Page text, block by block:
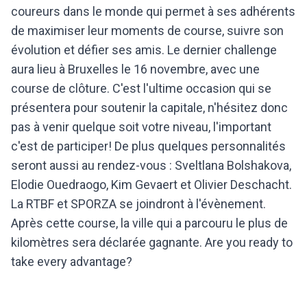
coureurs dans le monde qui permet à ses adhérents
de maximiser leur moments de course, suivre son
évolution et défier ses amis. Le dernier challenge
aura lieu à Bruxelles le 16 novembre, avec une
course de clôture. C'est l'ultime occasion qui se
présentera pour soutenir la capitale, n'hésitez donc
pas à venir quelque soit votre niveau, l'important
c'est de participer! De plus quelques personnalités
seront aussi au rendez-vous : Sveltlana Bolshakova,
Elodie Ouedraogo, Kim Gevaert et Olivier Deschacht.
La RTBF et SPORZA se joindront à l'évènement.
Après cette course, la ville qui a parcouru le plus de
kilomètres sera déclarée gagnante. Are you ready to
take every advantage?